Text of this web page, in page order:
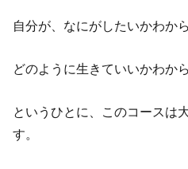
自分が、なにがしたいかわか
どのように生きていいかわか
というひとに、このコースは
す。